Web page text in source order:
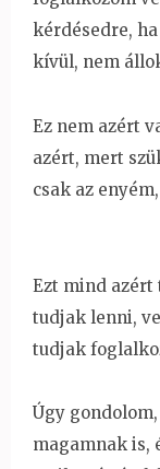
kérdésedre,
kívül, nem
Ez nem azért
azért, mert
csak az
Ezt mind azért
tudjak lenni,
tudjak
Úgy
magamnak is,